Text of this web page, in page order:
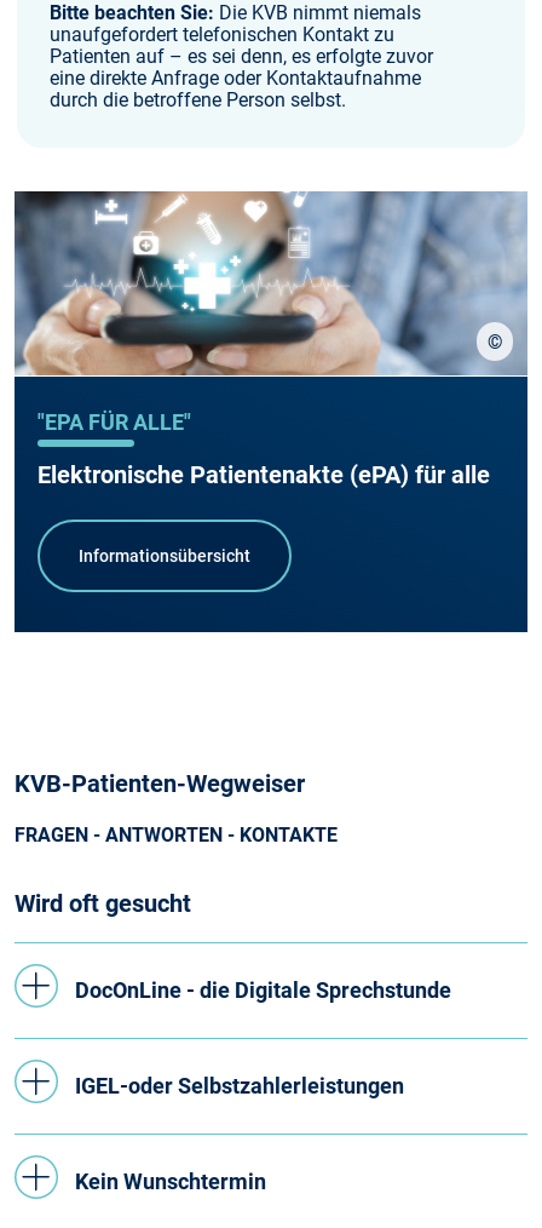
Bitte beachten Sie: Die KVB nimmt niemals
unaufgefordert telefonischen Kontakt zu
Patienten auf – es sei denn, es erfolgte zuvor
eine direkte Anfrage oder Kontaktaufnahme
durch die betroffene Person selbst.
©
"EPA FÜR ALLE"
Elektronische Patientenakte (ePA) für alle
Informationsübersicht
KVB-Patienten-Wegweiser
FRAGEN - ANTWORTEN - KONTAKTE
Wird oft gesucht
DocOnLine - die Digitale Sprechstunde
IGEL-oder Selbstzahlerleistungen
Kein Wunschtermin